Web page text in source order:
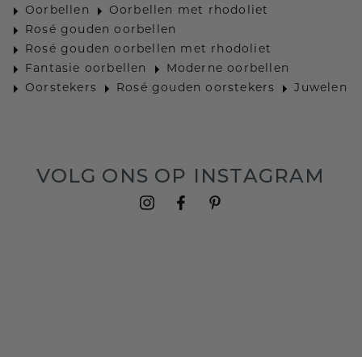
Oorbellen
Oorbellen met rhodoliet
Rosé gouden oorbellen
Rosé gouden oorbellen met rhodoliet
Fantasie oorbellen
Moderne oorbellen
Oorstekers
Rosé gouden oorstekers Juwelen
VOLG ONS OP INSTAGRAM